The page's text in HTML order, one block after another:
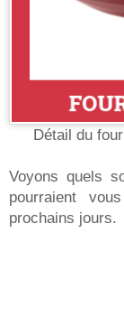
Détail du
Voyons quels
pourraient
prochains jours.